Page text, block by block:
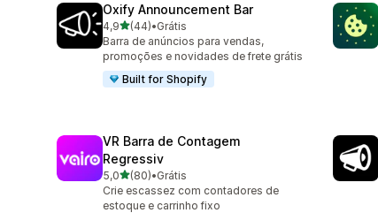
Oxify Announcement Bar
4,9de 5 estrelas
(44)
44 avaliações ao todo
•Grátis
Barra de anúncios para vendas,
promoções e novidades de frete grátis
Built for Shopify
VR Barra de Contagem
Regressiv
5,0de 5 estrelas
(80)
80 avaliações ao todo
•Grátis
Crie escassez com contadores de
estoque e carrinho fixo